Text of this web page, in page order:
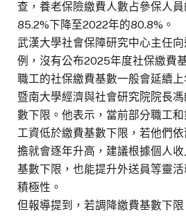
查，養老保險繳費人數占參保人員
85.2%下降至2022年的80.8%。
武漢大學社會保障研究中心主任
例，沒有公布2025年度社保繳費
職工的社保繳費基數一般會延續上
暨南大學經濟與社會研究院院長
數下限。他表示，當前部分職工
工資低於繳費基數下限，若他們
擔就會逐年升高，建議根據個人
基數下限，也能提升外送員等靈
積極性。
但報導提到，若調降繳費基數下